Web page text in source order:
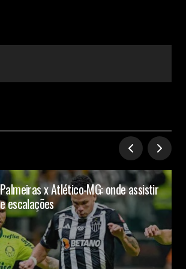
Palmeiras x Atlético-MG: onde assistir
e escalações